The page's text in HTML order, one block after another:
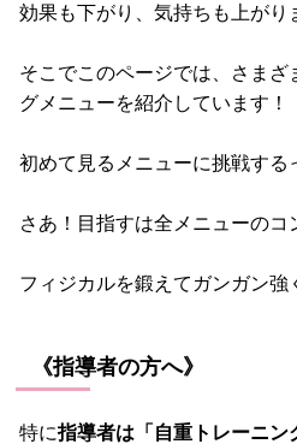
効果も下がり、気持ちも上がり
そこでこのページでは、さま
グメニューを紹介しています！
初めて見るメニューに挑戦する
さあ！目指すは全メニューのコ
フィジカルを鍛えてガンガン強
《指導者の方へ》
特に指導者は「自重トレーニン